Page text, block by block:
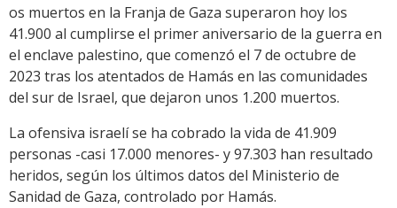
Link
os muertos en la Franja de Gaza superaron hoy los
41.900 al cumplirse el primer aniversario de la guerra en
el enclave palestino, que comenzó el 7 de octubre de
2023 tras los atentados de Hamás en las comunidades
del sur de Israel, que dejaron unos 1.200 muertos.
La ofensiva israelí se ha cobrado la vida de 41.909
personas -casi 17.000 menores- y 97.303 han resultado
heridos, según los últimos datos del Ministerio de
Sanidad de Gaza, controlado por Hamás.